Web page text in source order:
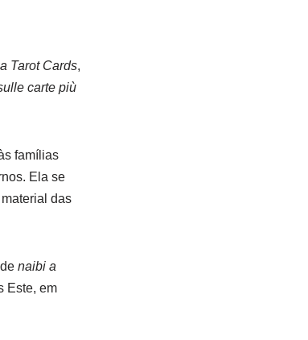
Tarot Cards,
carte più
famílias
Ela se
das
naibi a
Este, em